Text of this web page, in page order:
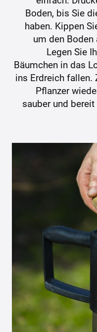
Boden, bis Sie
haben. Kippen
um den Boden
Legen Sie
Bäumchen in das
ins Erdreich fallen.
Pflanzer
sauber und